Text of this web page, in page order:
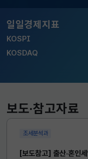
일일경제지표
KOSPI
KOSDAQ
국고채(3년)
보도·참고자료
조세분석과
[보도참고] 출산·혼인